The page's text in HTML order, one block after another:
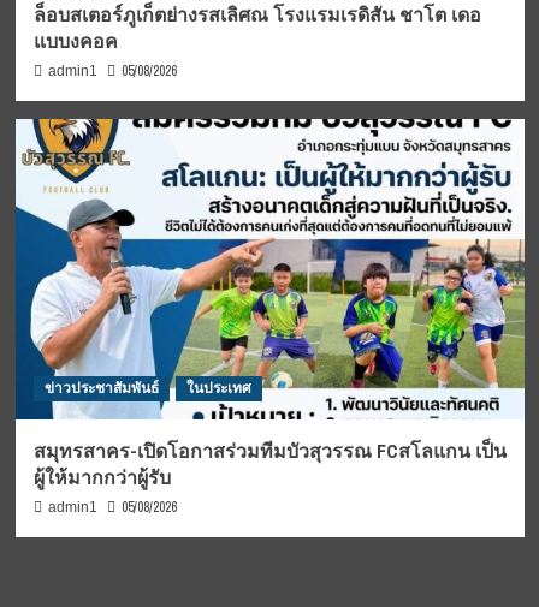
ล็อบสเตอร์ภูเก็ตย่างรสเลิศณ โรงแรมเรดิสัน ชาโต เดอ
แบบงคอค
admin1 05/08/2026
ข่าวประชาสัมพันธ์ ในประเทศ
สมุทรสาคร-เปิดโอกาสร่วมทีมบัวสุวรรณ FCสโลแกน เป็น
ผู้ให้มากกว่าผู้รับ
admin1 05/08/2026